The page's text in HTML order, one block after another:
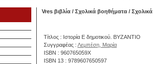
Vres βιβλία / Σχολικά βοηθήματα /
Τίτλος : Ιστορία Ε δημοτικού. ΒΥΖΑΝΤΙΟ
Συγγραφέας : Λεμπέση, Μαρία
ISBN : 960765059X
ISBN 13 : 9789607650597